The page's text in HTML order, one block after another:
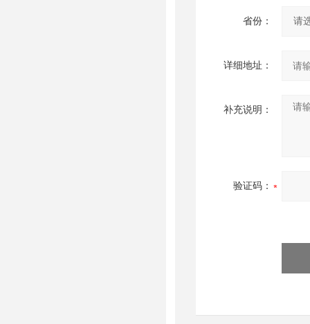
省份：
详细地址：
补充说明：
验证码：